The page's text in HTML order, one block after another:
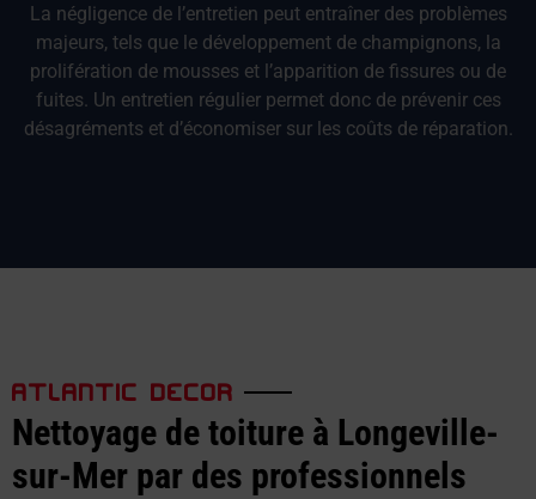
La négligence de l’entretien peut entraîner des problèmes
majeurs, tels que le développement de champignons, la
prolifération de mousses et l’apparition de fissures ou de
fuites. Un entretien régulier permet donc de prévenir ces
désagréments et d’économiser sur les coûts de réparation.
ATLANTIC DECOR
Nettoyage de toiture à Longeville-
sur-Mer par des professionnels